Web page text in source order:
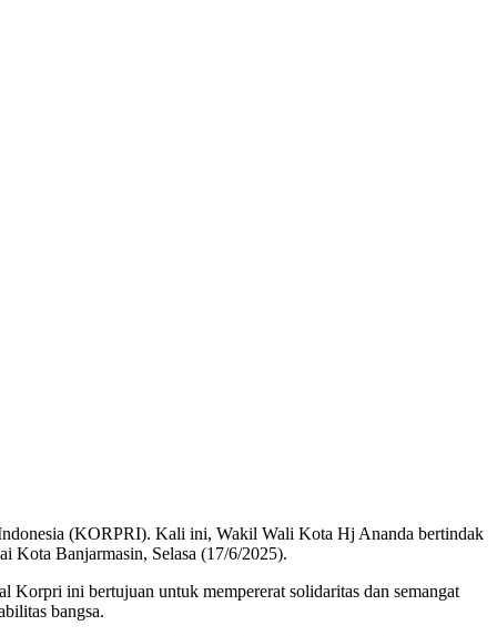
(KORPRI). Kali ini, Wakil Wali Kota Hj Ananda bertindak
Kota Banjarmasin, Selasa (17/6/2025).
ini bertujuan untuk mempererat solidaritas dan semangat
bangsa.